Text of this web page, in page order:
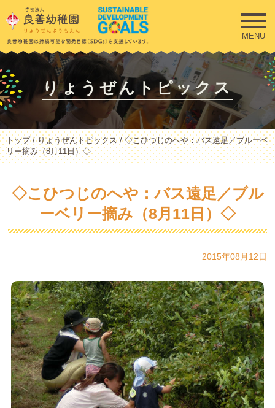
このページの本文へ
MENU
りょうぜんトピックス
現
在
の
置：
トップ/りょうぜんトピックス /◇こひつじのへや：バス遠足／ブルーベ
リー摘み（8月11日）◇
◇こひつじのへや：バス遠足／ブル
ーベリー摘み（8月11日）◇
2015年08月12日